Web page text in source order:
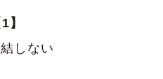
】
しない